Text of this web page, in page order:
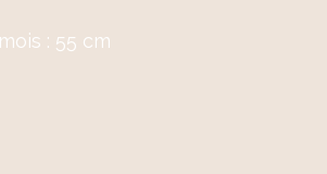
: 55 cm